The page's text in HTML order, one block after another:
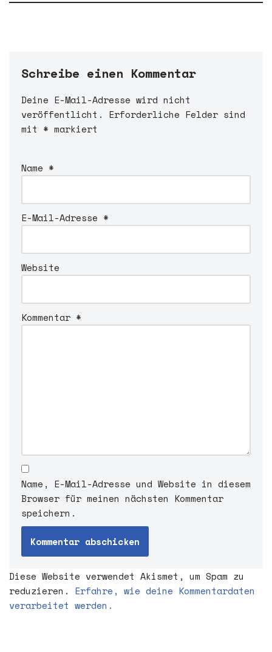
Schreibe einen Kommentar
Deine E-Mail-Adresse wird nicht
veröffentlicht. Erforderliche Felder sind
mit * markiert
Name *
E-Mail-Adresse *
Website
Kommentar *
Name, E-Mail-Adresse und Website in diesem
Browser für meinen nächsten Kommentar
speichern.
A
l
t
n
t
i
Diese Website verwendet Akismet, um Spam zu
reduzieren. Erfahre, wie deine Kommentardaten
verarbeitet werden.